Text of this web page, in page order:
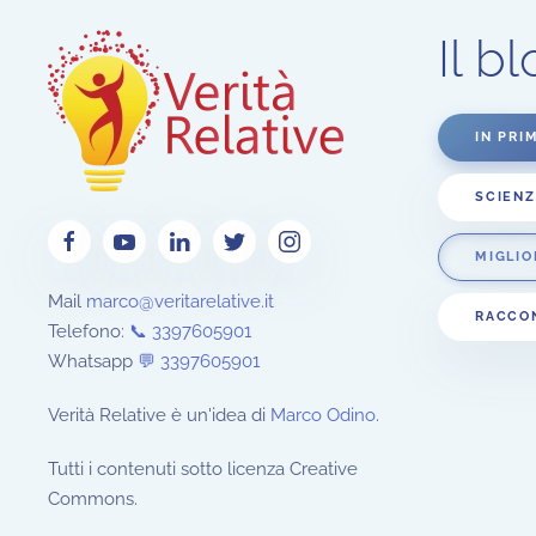
Mail marco@veritarelative.it
Telefono: 📞 3397605901
Whatsapp 💬 3397605901
Verità Relative è un'idea di Marco Odino.
Tutti i contenuti sotto licenza Creative
Commons.
Il
IN